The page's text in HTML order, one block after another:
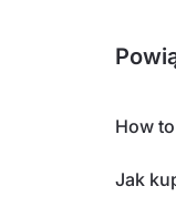
How
Jak